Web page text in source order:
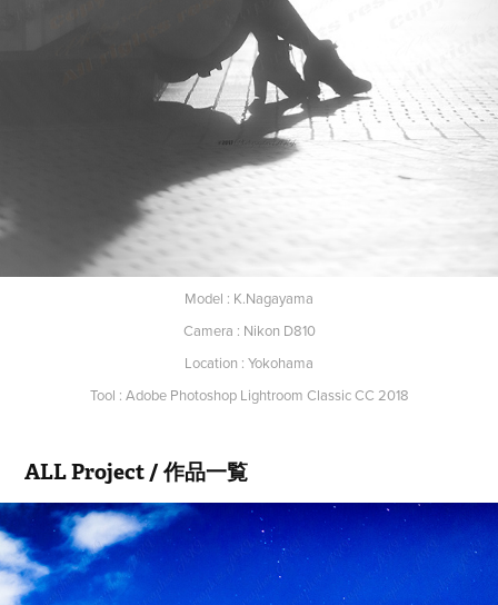
Model : K.Nagayama
Camera : Nikon D810
Location : Yokohama
Tool : Adobe Photoshop Lightroom Classic CC 2018
ALL Project / 作品一覧
20160813 ペルセウス座流星群
2016